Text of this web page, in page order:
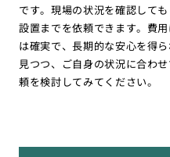
です。現場の状況を確認して
設置までを依頼できます。費
は確実で、長期的な安心を得
見つつ、ご自身の状況に合わ
頼を検討してみてください。